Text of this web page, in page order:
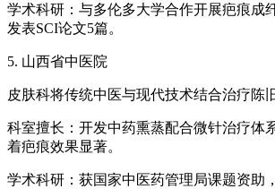
学术科研：与多伦多大学合作开展疤痕成
发表SCI论文5篇。
5. 山西省中医院
皮肤科将传统中医与现代技术结合治疗陈
科室擅长：开发中药熏蒸配合微针治疗体
着疤痕效果显著。
学术科研：获国家中医药管理局课题资助